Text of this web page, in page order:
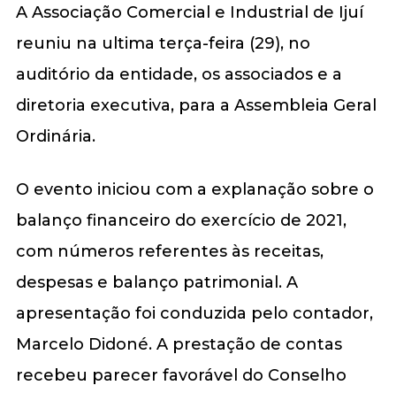
A Associação Comercial e Industrial de Ijuí
reuniu na ultima terça-feira (29), no
auditório da entidade, os associados e a
diretoria executiva, para a Assembleia Geral
Ordinária.
O evento iniciou com a explanação sobre o
balanço financeiro do exercício de 2021,
com números referentes às receitas,
despesas e balanço patrimonial. A
apresentação foi conduzida pelo contador,
Marcelo Didoné. A prestação de contas
recebeu parecer favorável do Conselho